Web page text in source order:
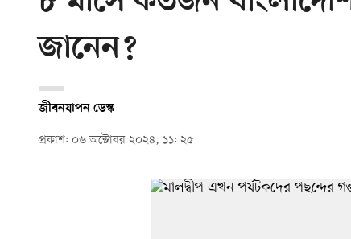
জানেন?
জীবনযাপন ডেস্ক
প্রকাশ: ০৬ অক্টোবর ২০২৪, ১১: ২৫